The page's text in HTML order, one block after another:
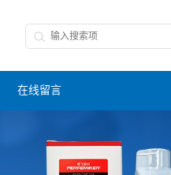
在线留言